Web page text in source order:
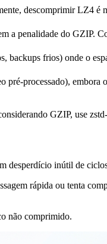
descomprimir LZ4 é
a penalidade do GZIP.
backups frios) onde o
pré-processado), embora
GZIP, use
desperdício inútil de
rápida ou tenta
não comprimido.